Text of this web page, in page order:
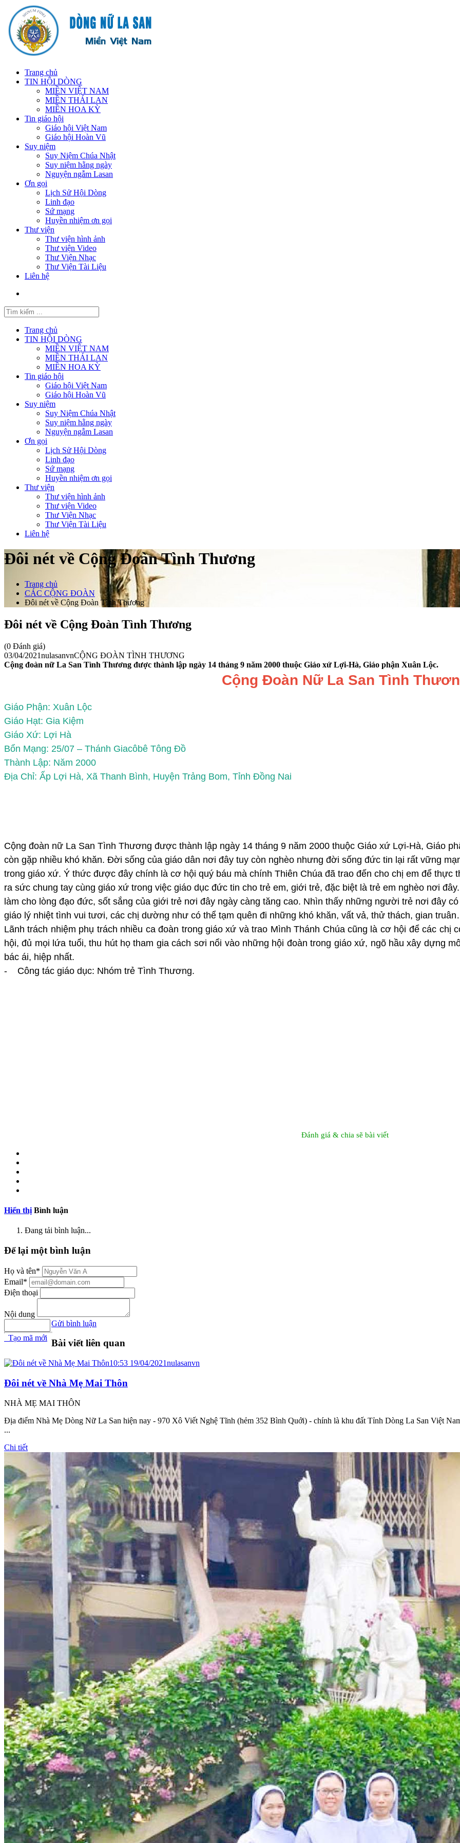
Trang chủ
TIN HỘI DÒNG
MIỀN VIỆT NAM
MIỀN THÁI LAN
MIỀN HOA KỲ
Tin giáo hội
Giáo hội Việt Nam
Giáo hội Hoàn Vũ
Suy niệm
Suy Niệm Chúa Nhật
Suy niệm hằng ngày
Nguyện ngẫm Lasan
Ơn gọi
Lịch Sử Hội Dòng
Linh đạo
Sứ mạng
Huyền nhiệm ơn gọi
Thư viện
Thư viện hình ảnh
Thư viện Video
Thư Viện Nhạc
Thư Viện Tài Liệu
Liên hệ
Trang chủ
TIN HỘI DÒNG
MIỀN VIỆT NAM
MIỀN THÁI LAN
MIỀN HOA KỲ
Tin giáo hội
Giáo hội Việt Nam
Giáo hội Hoàn Vũ
Suy niệm
Suy Niệm Chúa Nhật
Suy niệm hằng ngày
Nguyện ngẫm Lasan
Ơn gọi
Lịch Sử Hội Dòng
Linh đạo
Sứ mạng
Huyền nhiệm ơn gọi
Thư viện
Thư viện hình ảnh
Thư viện Video
Thư Viện Nhạc
Thư Viện Tài Liệu
Liên hệ
Đôi nét về Cộng Đoàn Tình Thương
Trang chủ
CÁC CỘNG ĐOÀN
Đôi nét về Cộng Đoàn Tình Thương
Đôi nét về Cộng Đoàn Tình Thương
(0 Đánh giá)
03/04/2021nulasanvnCỘNG ĐOÀN TÌNH THƯƠNG
Cộng đoàn nữ La San Tình Thương được thành lập ngày 14 tháng 9 năm 2000 thuộc Giáo xứ Lợi-Hà, Giáo phận Xuân Lộc.
Cộng Đoàn Nữ La San Tình
Giáo Phận: Xuân Lộc
Giáo Hạt: Gia Kiệm
Giáo Xứ: Lợi Hà
Bổn Mạng: 25/07 – Thánh Giacôbê Tông Đồ
Thành Lập: Năm 2000
Địa Chỉ: Ấp Lợi Hà, Xã Thanh Bình, Huyện Trảng Bom, Tỉnh Đồng Nai
Cộng đoàn nữ La San Tình Thương được thành lập ngày 14 tháng 9 năm 2000 thuộc Giáo xứ Lợi-Hà, Giáo
còn gặp nhiều khó khăn. Đời sống của giáo dân nơi đây tuy còn nghèo nhưng đời sống đức tin lại rất vững
trong giáo xứ. Ý thức được đây chính là cơ hội quý báu mà chính Thiên Chúa đã trao đến cho chị em để thực
ra sức chung tay cùng giáo xứ trong việc giáo dục đức tin cho trẻ em, giới trẻ, đặc biệt là trẻ em nghèo nơi
làm cho lòng đạo đức, sốt sắng của giới trẻ nơi đây ngày càng tăng cao. Nhìn thấy những người trẻ nơi đây
giáo lý nhiệt tình vui tươi, các chị dường như có thể tạm quên đi những khó khăn, vất vả, thử thách, gian
Lãnh trách nhiệm phụ trách nhiều ca đoàn trong giáo xứ và trao Mình Thánh Chúa cũng là cơ hội để các chị
hội, đủ mọi lứa tuổi, thu hút họ tham gia cách sơi nổi vào những hội đoàn trong giáo xứ, ngõ hầu xây dựng
bác ái, hiệp nhất.
- Công tác giáo dục: Nhóm trẻ Tình Thương.
Đánh giá & chia sẽ bài viết
Hiển thị Bình luận
Đang tải bình luận...
Để lại một bình luận
Họ và tên*
Email*
Điện thoại
Nội dung
Tạo mã mới
Gửi bình luận
Bài viết liên quan
10:53 19/04/2021nulasanvn
Đôi nét về Nhà Mẹ Mai Thôn
NHÀ MẸ MAI THÔN
Địa điểm Nhà Mẹ Dòng Nữ La San hiện nay - 970 Xô Viết Nghệ Tĩnh (hẻm 352 Bình Quới) - chính là khu đất Tỉnh Dòng La San Việt
...
Chi tiết